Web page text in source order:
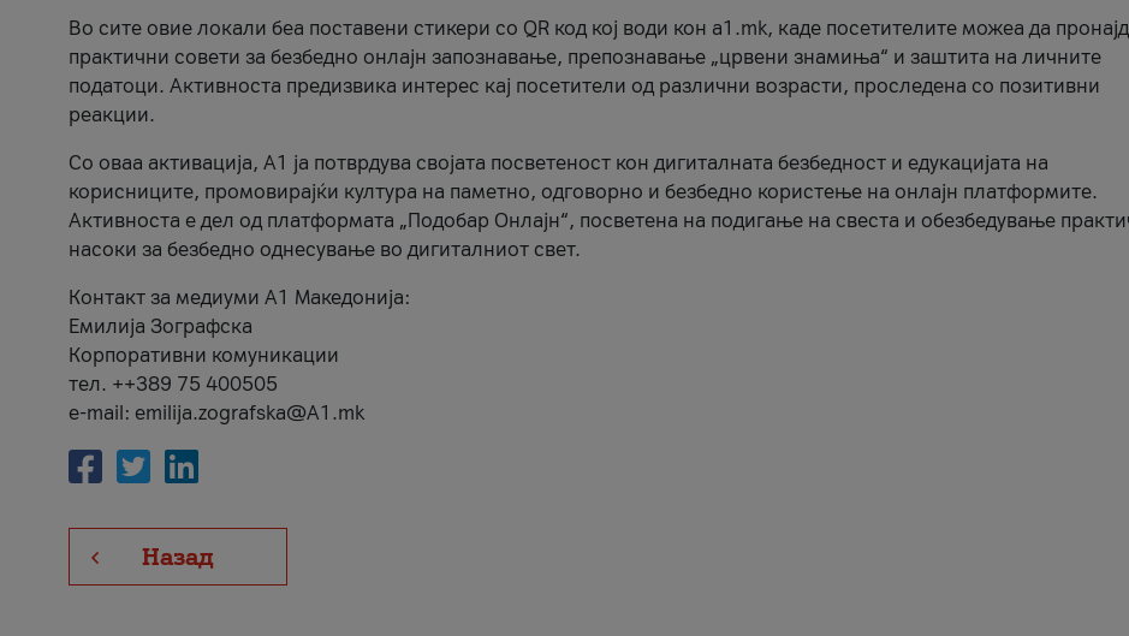
Во сите овие локали беа поставени стикери со QR код кој води кон a1.mk, каде посетителите можеа да
практични совети за безбедно онлајн запознавање, препознавање „црвени знамиња“ и заштита на личните
податоци. Активноста предизвика интерес кај посетители од различни возрасти, проследена со позитивни
реакции.
Со оваа активација, А1 ја потврдува својата посветеност кон дигиталната безбедност и едукацијата на
корисниците, промовирајќи култура на паметно, одговорно и безбедно користење на онлајн платформите.
Активноста е дел од платформата „Подобар Онлајн“, посветена на подигање на свеста и обезбедување
насоки за безбедно однесување во дигиталниот свет.
Контакт за медиуми А1 Македонија:
Емилија Зографска
Корпоративни комуникации
тел. ++389 75 400505
e-mail: emilija.zografska@A1.mk
Назад